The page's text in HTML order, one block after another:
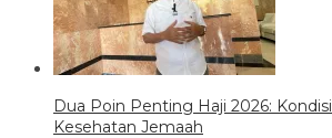
Dua Poin Penting Haji 2026:
Kesehatan Jemaah